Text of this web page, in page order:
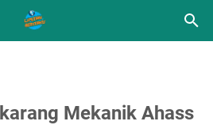
Mekanik Ahass